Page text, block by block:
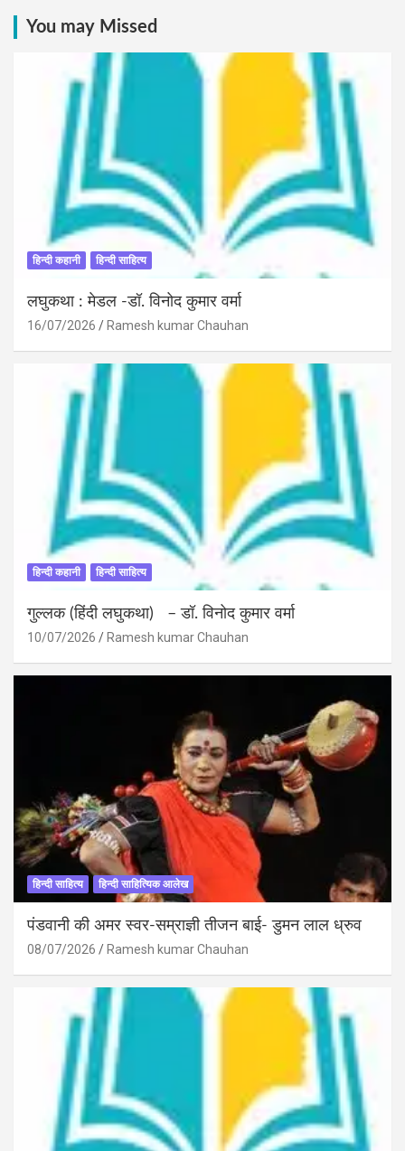
You may Missed
हिन्दी कहानी हिन्दी साहित्य
लघुकथा : मेडल -डॉ. विनोद कुमार वर्मा
16/07/2026 Ramesh kumar Chauhan
हिन्दी कहानी हिन्दी साहित्य
गुल्लक (हिंदी लघुकथा) – डॉ. विनोद कुमार वर्मा
10/07/2026 Ramesh kumar Chauhan
हिन्दी साहित्य हिन्दी साहित्यिक आलेख
पंडवानी की अमर स्वर-सम्राज्ञी तीजन बाई- डुमन लाल ध्रुव
08/07/2026 Ramesh kumar Chauhan